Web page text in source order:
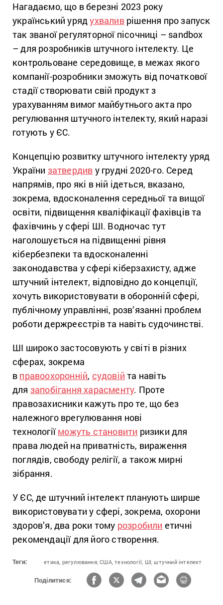
Нагадаємо, що в березні 2023 року
український урядухваливрішення про запуск
так званої регуляторної пісочниці – sandbox
– для розробників штучного інтелекту. Це
контрольоване середовище, в межах якого
компанії-розробники зможуть від початкової
стадії створювати свій продукт з
урахуванням вимог майбутнього акта про
регулювання штучного інтелекту, який наразі
готують у ЄС.
Концепцію розвитку штучного інтелекту уряд
України затвердив у грудні 2020-го. Серед
напрямів, про які в ній ідеться, вказано,
зокрема, вдосконалення середньої та вищої
освіти, підвищення кваліфікації фахівців та
фахівчинь у сфері ШІ. Водночас тут
наголошується на підвищенні рівня
кібербезпеки та вдосконаленні
законодавства у сфері кіберзахисту, адже
штучний інтелект, відповідно до концепції,
хочуть використовувати в оборонній сфері,
публічному управлінні, розв’язанні проблем
роботи держреєстрів та навіть судочинстві.
ШІ широко застосовують у світі в різних
сферах, зокрема
в правоохоронній, судовій та навіть
для запобігання харасменту. Проте
правозахисники кажуть про те, що без
належного врегулювання нові
технологіїможуть становити ризики для
права людей на приватність, вираження
поглядів, свободу релігії, а також мирні
зібрання.
У ЄС, де штучний інтелект планують ширше
використовувати у сфері, зокрема, охорони
здоров’я, два роки тому розробили етичні
рекомендації для його створення.
Теги: етика, регулювання, США, технології, ШІ, штучний інтелект
Поділитися: